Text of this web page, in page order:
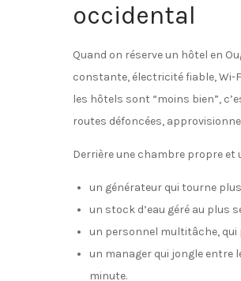
occidental
Quand on réserve un hôtel en
constante, électricité fiable, Wi-
les hôtels sont “moins bien”,
routes défoncées,
Derrière une chambre propre et
un générateur qui tourne
un stock d’eau géré au plus
un personnel multitâche, qui
un manager qui jongle entre
minute.